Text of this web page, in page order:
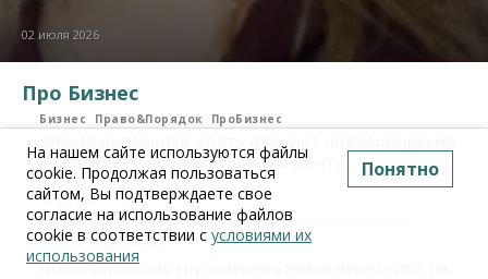
02 июля 2026
Про Бизнес
Бизнес Право&Порядок ПроБизнес
компании через электронную почту
06 августа 2026, 11:00
Бизнес ПроБизнес
Новосибирские грузоперевозчики переходят на
На нашем сайте используются файлы
cookie. Продолжая пользоваться
сайтом, Вы подтверждаете свое
согласие на использование файлов
cookie в соответствии с условиями их
использования
Понятно